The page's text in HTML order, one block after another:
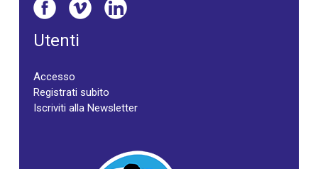
Utenti
Accesso
Registrati subito
Iscriviti alla Newsletter